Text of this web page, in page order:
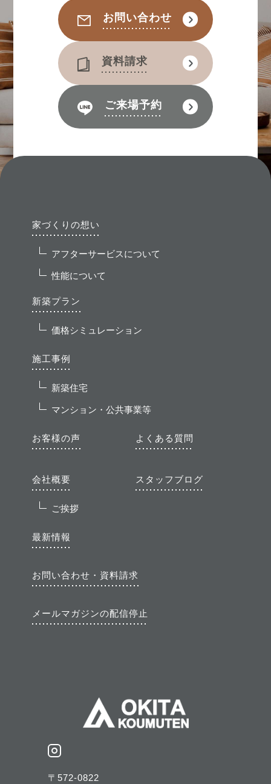
お問い合わせ
資料請求
ご来場予約
〒572-0822
家づくりの想い
アフターサービスについて
性能について
新築プラン
価格シミュレーション
施工事例
新築住宅
マンション・公共事業等
お客様の声 よくある質問
会社概要
ご挨拶
スタッフブログ
最新情報
お問い合わせ・資料請求
メールマガジンの配信停止